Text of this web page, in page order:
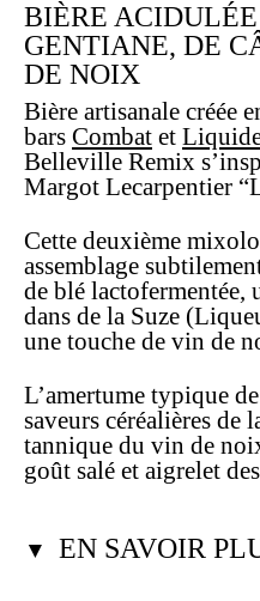
BIÈRE
GENTIANE, DE
DE NOIX
Bière artisanale créée
bars Combat et
Belleville Remix
Margot Lecarpentier
Cette deuxième
assemblage
de blé lactofermentée,
dans de la Suze
une touche de vin de
L’amertume typique
saveurs céréalières de
tannique du vin de
goût salé et aigrelet
▼ EN SAVOIR